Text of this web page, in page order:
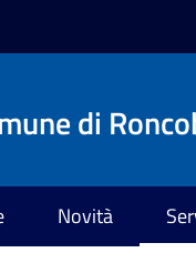
di
Novità